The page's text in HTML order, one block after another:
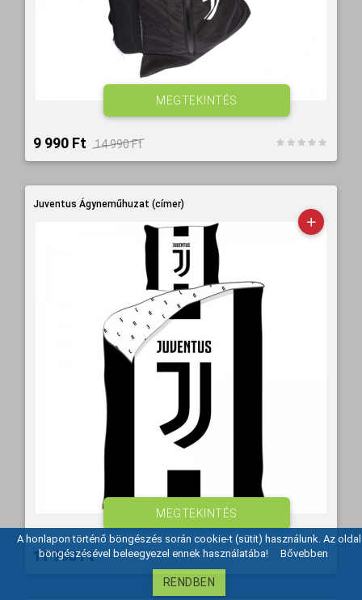
9 990 Ft‎ 14 990 Ft‎
MEGTEKINTÉS
Juventus Ágyneműhuzat (címer)
11 990 Ft‎
MEGTEKINTÉS
A honlapon történő böngészés során cookie-t (sütit) használunk. Az oldal
böngészésével beleegyezel ennek használatába! Bővebben
RENDBEN